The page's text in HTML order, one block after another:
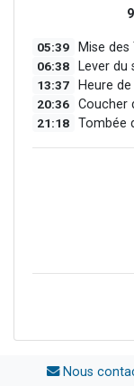
05:39 Mise des
06:38 Lever du
13:37 Heure
20:36 Coucher
21:18 Tombée
Nous